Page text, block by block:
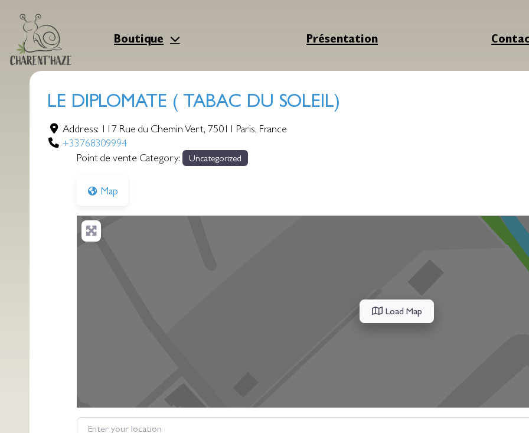
contenu
Boutique Présentation
LE DIPLOMATE ( TABAC DU SOLEIL)
Address: 117 Rue du Chemin Vert, 75011 Paris, France
+33768309994
Point de vente Category:
Uncategorized
Map
Load Map
Enter your location